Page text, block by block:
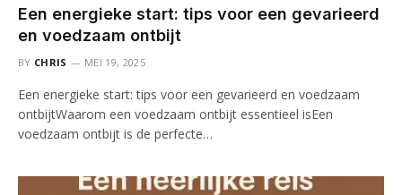
Een energieke start: tips voor een gevarieerd
en voedzaam ontbijt
BY CHRIS MEI 19, 2025
Een energieke start: tips voor een gevarieerd en voedzaam
ontbijtWaarom een voedzaam ontbijt essentieel isEen
voedzaam ontbijt is de perfecte…